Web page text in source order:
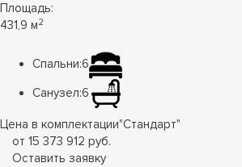
Площадь:
431,9 м2
Спальни:6
Санузел:6
Цена в комплектации"Стандарт"
от 15 373 912 руб.
Оставить заявку